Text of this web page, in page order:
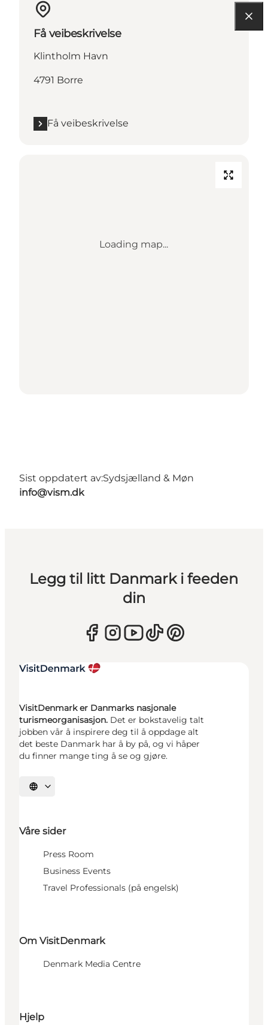
Få veibeskrivelse
Klintholm Havn
4791 Borre
Få veibeskrivelse
Loading map...
Sist oppdatert av:Sydsjælland & Møn
info@vism.dk
Legg til litt Danmark i feeden
din
VisitDenmark er Danmarks nasjonale
turismeorganisasjon. Det er bokstavelig talt
jobben vår å inspirere deg til å oppdage alt
det beste Danmark har å by på, og vi håper
du finner mange ting å se og gjøre.
Velg språk
Våre sider
Press Room
Business Events
Travel Professionals (på engelsk)
Om VisitDenmark
Denmark Media Centre
Hjelp